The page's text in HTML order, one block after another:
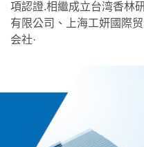
項認證.相繼成立台湾香林
有限公司、上海工妍國際
会社·